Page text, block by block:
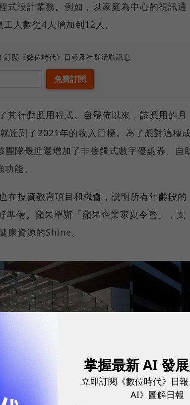
式設計業務。例如，以家庭為中心的視訊通
人數從4人增加到12人。
閱《數位時代》日報及社群活動訊息
其行動應用程式。自發佈以來，該應用的月
達到了2021年的收入目標。為了應對這種
隊最近還增加了非接觸式數字優惠券、自
能。
在投資教育項目和機會，説明所有年齡段的
備。蘋果舉辦「蘋果企業家夏令營」，支
康資源的Shine。
掌握最新 AI 發
立即訂閱《數位時代》日
AI》圖解日報